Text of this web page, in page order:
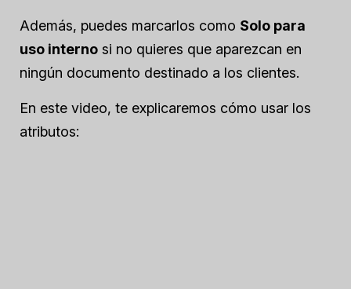
Además, puedes marcarlos como Solo para
uso interno si no quieres que aparezcan en
ningún documento destinado a los clientes.
En este video, te explicaremos cómo usar los
atributos: